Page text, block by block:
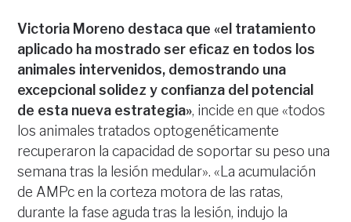
Victoria Moreno destaca que «el tratamiento
aplicado ha mostrado ser eficaz en todos los
animales intervenidos, demostrando una
excepcional solidez y confianza del potencial
de esta nueva estrategia», incide en que «todos
los animales tratados optogenéticamente
recuperaron la capacidad de soportar su peso una
semana tras la lesión medular». «La acumulación
de AMPc en la corteza motora de las ratas,
durante la fase aguda tras la lesión, indujo la